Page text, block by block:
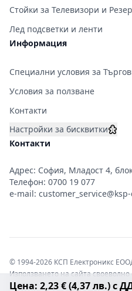
Цена: 2,23 € (4,37 лв.) с
Стойки за Телевизори и
Лед подсветки и ленти
Информация
Специални условия за
Условия за ползване
Контакти
Настройки за бисквитки
Контакти
Адрес: София, Младост 4,
Телефон: 0700 19 077
e-mail:
© 1994-2026 КСП Електроникс
Използването на сайта
съгласни с правната информация